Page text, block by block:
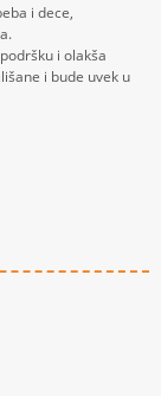
i dece,
i olakša
i bude uvek u